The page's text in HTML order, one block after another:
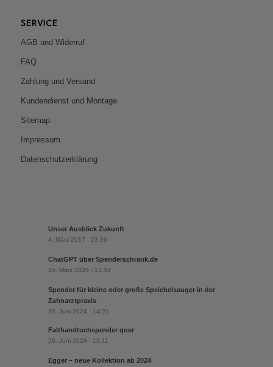
SERVICE
AGB und Widerruf
FAQ
Zahlung und Versand
Kundendienst und Montage
Sitemap
Impressum
Datenschutzerklärung
Unser Ausblick Zukunft
4. März 2017 - 23:39
ChatGPT über Spenderschrank.de
15. März 2026 - 13:54
Spender für kleine oder große Speichelsauger in der
Zahnarztpraxis
26. Juni 2024 - 14:21
Falthandtuchspender quer
26. Juni 2024 - 13:11
Egger – neue Kollektion ab 2024